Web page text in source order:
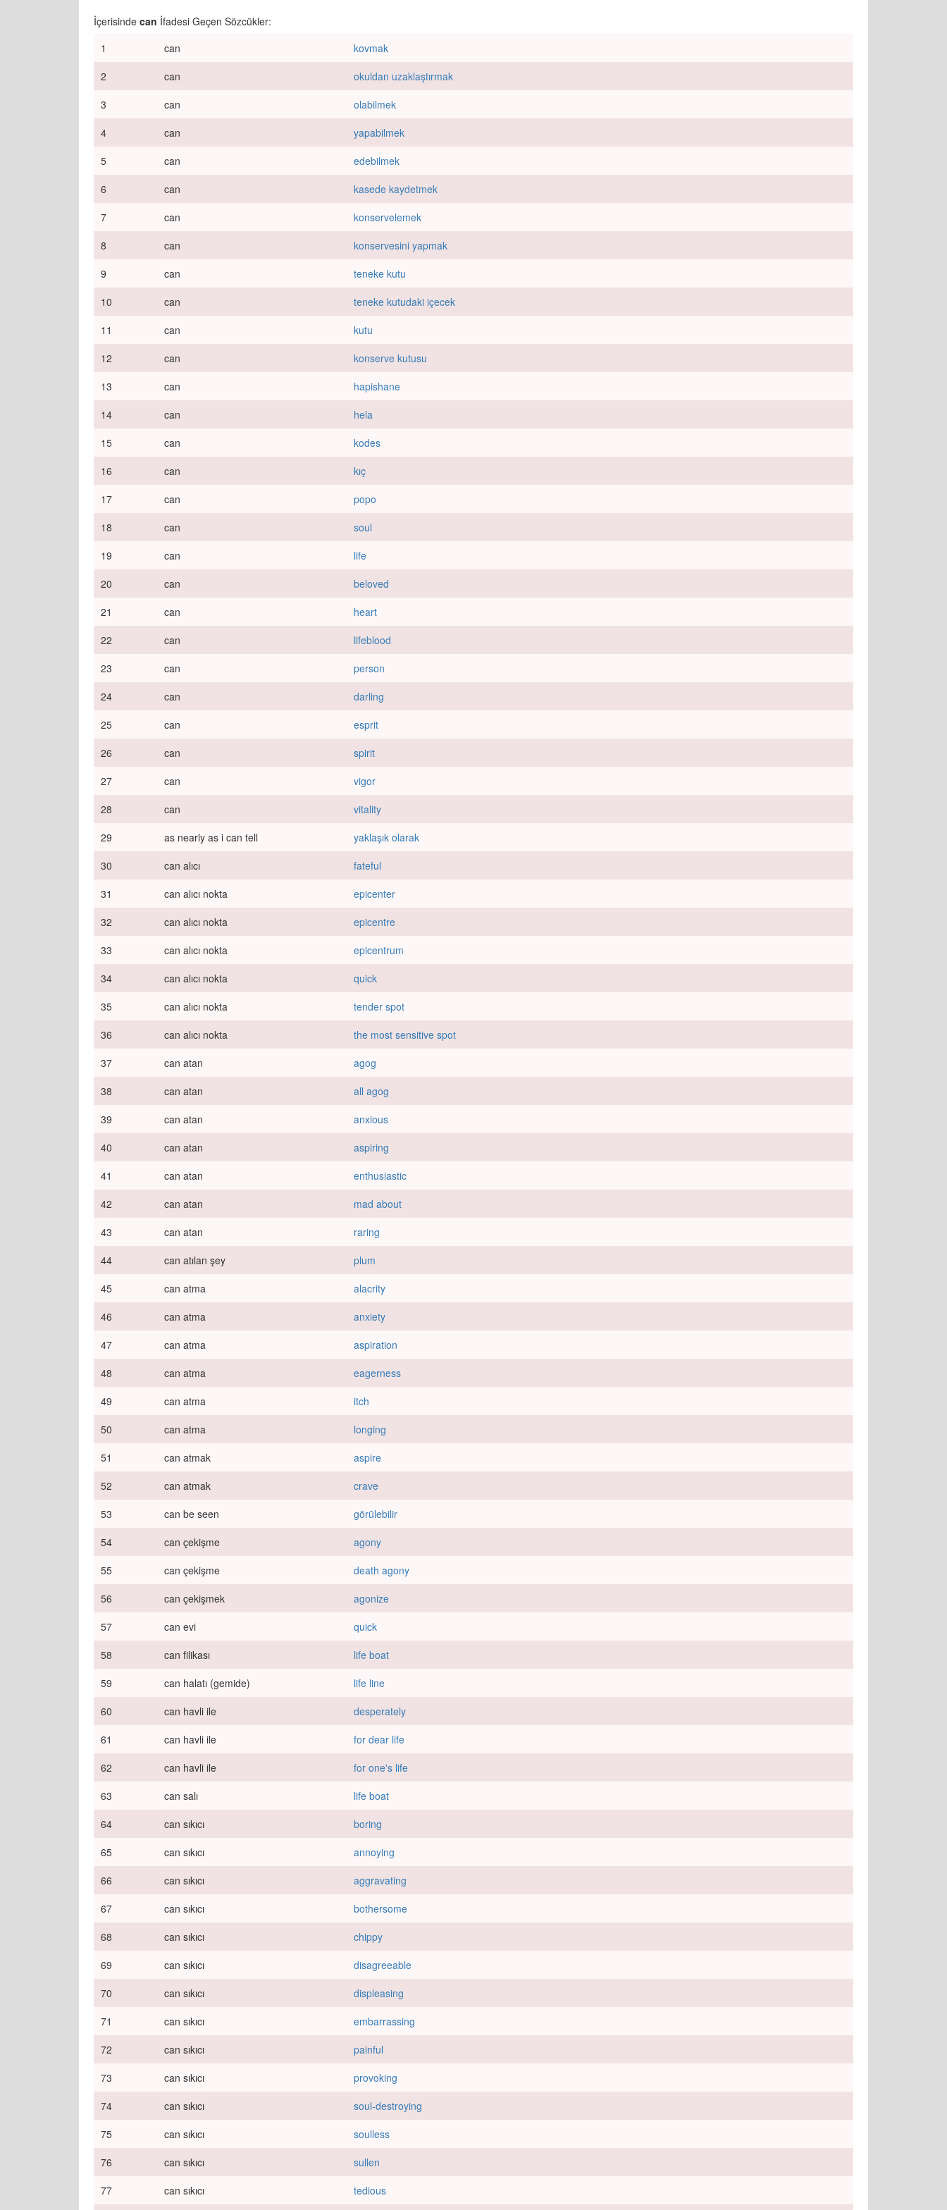
İçerisinde can İfadesi Geçen Sözcükler:
1
can
kovmak
2
can
okuldan uzaklaştırmak
3
can
olabilmek
4
can
yapabilmek
5
can
edebilmek
6
can
kasede kaydetmek
7
can
konservelemek
8
can
konservesini yapmak
9
can
teneke kutu
10
can
teneke kutudaki içecek
11
can
kutu
12
can
konserve kutusu
13
can
hapishane
14
can
hela
15
can
kodes
16
can
kıç
17
can
popo
18
can
soul
19
can
life
20
can
beloved
21
can
heart
22
can
lifeblood
23
can
person
24
can
darling
25
can
esprit
26
can
spirit
27
can
vigor
28
can
vitality
29
as nearly as i can tell
yaklaşık olarak
30
can alıcı
fateful
31
can alıcı nokta
epicenter
32
can alıcı nokta
epicentre
33
can alıcı nokta
epicentrum
34
can alıcı nokta
quick
35
can alıcı nokta
tender spot
36
can alıcı nokta
the most sensitive spot
37
can atan
agog
38
can atan
all agog
39
can atan
anxious
40
can atan
aspiring
41
can atan
enthusiastic
42
can atan
mad about
43
can atan
raring
44
can atılan şey
plum
45
can atma
alacrity
46
can atma
anxiety
47
can atma
aspiration
48
can atma
eagerness
49
can atma
itch
50
can atma
longing
51
can atmak
aspire
52
can atmak
crave
53
can be seen
görülebilir
54
can çekişme
agony
55
can çekişme
death agony
56
can çekişmek
agonize
57
can evi
quick
58
can filikası
life boat
59
can halatı (gemide)
life line
60
can havli ile
desperately
61
can havli ile
for dear life
62
can havli ile
for one's life
63
can salı
life boat
64
can sıkıcı
boring
65
can sıkıcı
annoying
66
can sıkıcı
aggravating
67
can sıkıcı
bothersome
68
can sıkıcı
chippy
69
can sıkıcı
disagreeable
70
can sıkıcı
displeasing
71
can sıkıcı
embarrassing
72
can sıkıcı
painful
73
can sıkıcı
provoking
74
can sıkıcı
soul-destroying
75
can sıkıcı
soulless
76
can sıkıcı
sullen
77
can sıkıcı tedious